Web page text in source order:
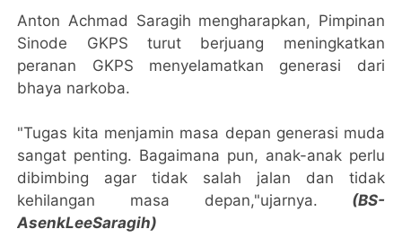
Anton Achmad Saragih mengharapkan, Pimpinan
Sinode GKPS turut berjuang meningkatkan
peranan GKPS menyelamatkan generasi dari
bhaya narkoba.
"Tugas kita menjamin masa depan generasi muda
sangat penting. Bagaimana pun, anak-anak perlu
dibimbing agar tidak salah jalan dan tidak
kehilangan masa depan,"ujarnya. (BS-
AsenkLeeSaragih)